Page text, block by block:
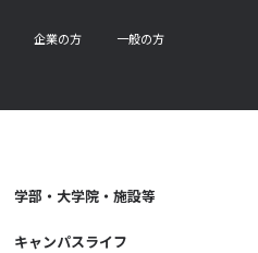
企業の方
一般の方
学部・大学院・施設等
キャンパスライフ